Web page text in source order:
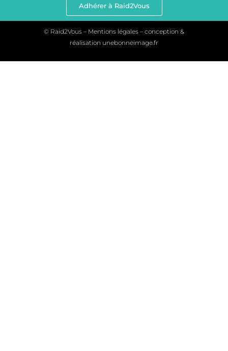
Adhérer à Raid2Vous
© Raid2Vous – Mentions légales – conception &
réalisation unebonneimage.fr